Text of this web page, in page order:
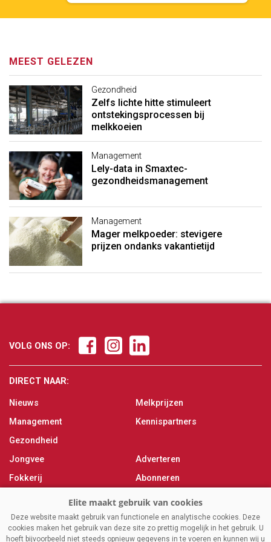
MEEST GELEZEN
Gezondheid
Zelfs lichte hitte stimuleert
ontstekingsprocessen bij
melkkoeien
Management
Lely-data in Smaxtec-
gezondheidsmanagement
Management
Mager melkpoeder: stevigere
prijzen ondanks vakantietijd
VOLG ONS OP:
DIRECT NAAR:
Nieuws
Management
Gezondheid
Jongvee
Fokkerij
Melken
Magazine
Melkprijzen
Kennispartners
Adverteren
Abonneren
Over ons
Contact
Deze website maakt gebruik van functionele en analytische cookies. Deze
cookies maken het gebruik van deze site zo prettig mogelijk in het gebruik. U
hoeft bijvoorbeeld niet steeds opnieuw gegevens in te voeren en kunnen wij u